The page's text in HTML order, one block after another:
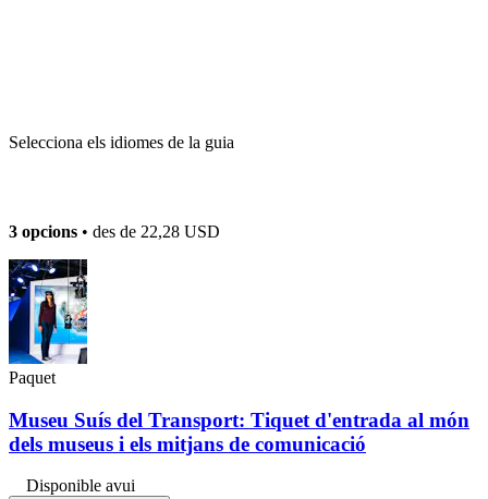
Selecciona els idiomes de la guia
3 opcions • des de 22,28 USD
Paquet
Museu Suís del Transport: Tiquet d'entrada al món
dels museus i els mitjans de comunicació
Disponible avui